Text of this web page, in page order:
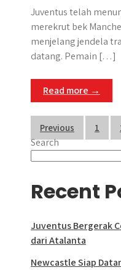
Juventus telah
merekrut bek
menjelang jendela
datang. Pemain […]
Read more →
Posts
Previous 1
Search
Recent
Juventus Bergerak
dari Atalanta
Newcastle Siap